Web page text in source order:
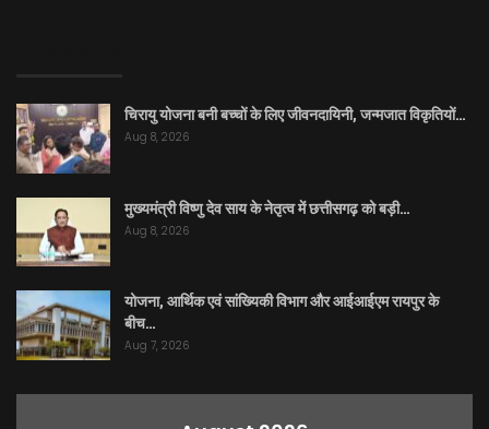
चिरायु योजना बनी बच्चों के लिए जीवनदायिनी, जन्मजात विकृतियों…
Aug 8, 2026
मुख्यमंत्री विष्णु देव साय के नेतृत्व में छत्तीसगढ़ को बड़ी…
Aug 8, 2026
योजना, आर्थिक एवं सांख्यिकी विभाग और आईआईएम रायपुर के
बीच…
Aug 7, 2026